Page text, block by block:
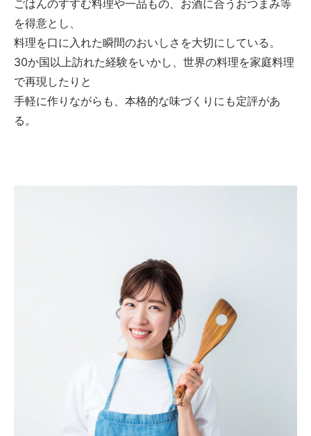
ごはんのすすむ料理や一品もの、お酒に合うおつまみ等
を得意とし、
料理を口に入れた瞬間のおいしさを大切にしている。
30か国以上訪れた経験をいかし、世界の料理を家庭料理
で再現したりと
手軽に作りながらも、本格的な味づくりにも定評があ
る。